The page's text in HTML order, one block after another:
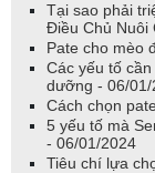
Tại sao phải
Điều Chủ Nuôi
Pate cho mèo
Các yếu tố
dưỡng - 06/01/
Cách chọn
5 yếu tố mà
- 06/01/2024
Tiêu chí lựa